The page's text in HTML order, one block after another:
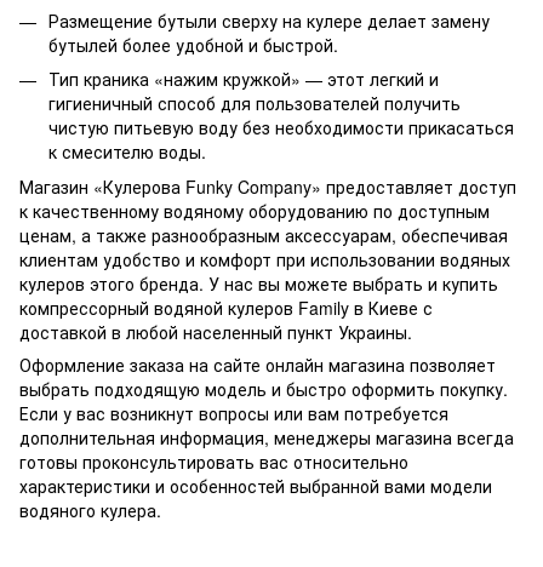
Размещение бутыли сверху на кулере делает замену
бутылей более удобной и быстрой.
Тип краника «нажим кружкой» — этот легкий и
гигиеничный способ для пользователей получить
чистую питьевую воду без необходимости прикасаться
к смесителю воды.
Магазин «Кулерова Funky Company» предоставляет доступ
к качественному водяному оборудованию по доступным
ценам, а также разнообразным аксессуарам, обеспечивая
клиентам удобство и комфорт при использовании водяных
кулеров этого бренда. У нас вы можете выбрать и купить
компрессорный водяной кулеров Family в Киеве с
доставкой в любой населенный пункт Украины.
Оформление заказа на сайте онлайн магазина позволяет
выбрать подходящую модель и быстро оформить покупку.
Если у вас возникнут вопросы или вам потребуется
дополнительная информация, менеджеры магазина всегда
готовы проконсультировать вас относительно
характеристики и особенностей выбранной вами модели
водяного кулера.